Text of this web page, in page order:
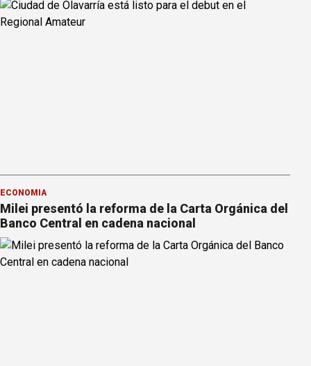
ECONOMÍA
Milei presentó la reforma de la Carta Orgánica del
Banco Central en cadena nacional